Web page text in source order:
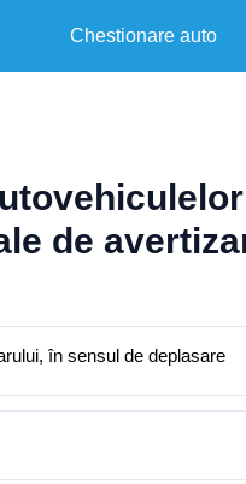
Chestionare auto
de
în sensul de deplasare